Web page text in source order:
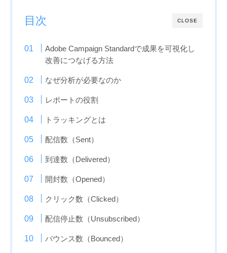
CLOSE
目次
Adobe Campaign Standardで成果を可視化し
改善につなげる方法
なぜ分析が必要なのか
レポートの役割
トラッキングとは
配信数（Sent）
到達数（Delivered）
開封数（Opened）
クリック数（Clicked）
配信停止数（Unsubscribed）
バウンス数（Bounced）